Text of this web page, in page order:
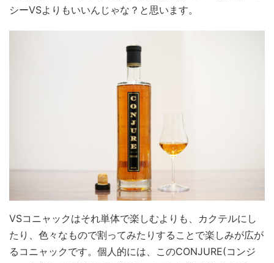
シーVSよりもいいんじゃな？と思います。
VSコニャックはそれ単体で楽しむよりも、カクテルにし
たり、色々なもので割ってみたりすることで楽しみが広が
るコニャックです。個人的には、このCONJURE(コンジ